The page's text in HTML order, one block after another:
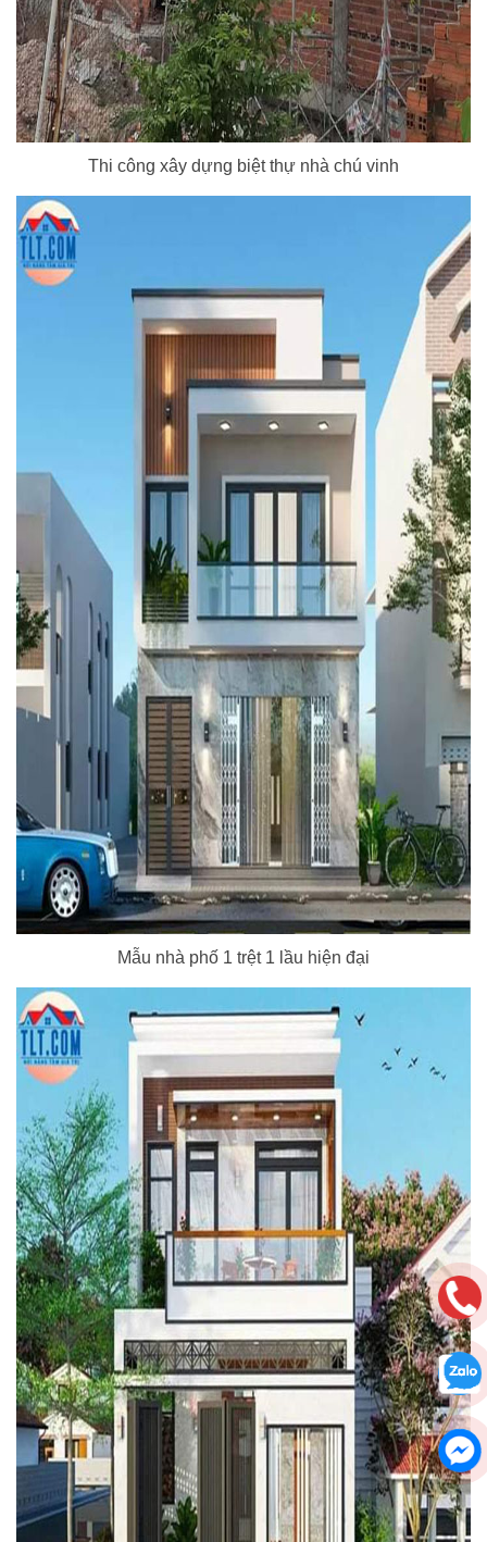
Thi công xây dựng biệt thự nhà chú vinh
Mẫu nhà phố 1 trệt 1 lầu hiện đại